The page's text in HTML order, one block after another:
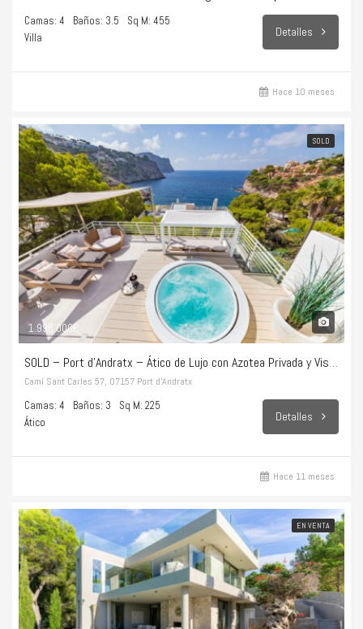
Camas: 4 Baños: 3.5
Sq M: 455
Villa
Detalles
Hace 10 meses
SOLD
1.998.000€
SOLD – Port d’Andratx – Ático de Lujo con Azotea Privada y Vistas Infinitas al Mar
Camí Sant Carles 57, 07157 Port d’Andratx
Camas: 4 Baños: 3
Sq M: 225
Ático
Detalles
Hace 11 meses
EN VENTA